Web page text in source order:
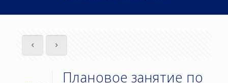
Плановое занятие по